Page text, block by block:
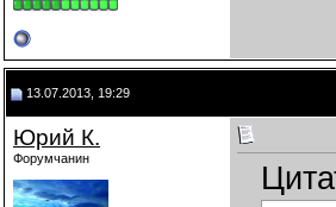
13.07.2013, 19:29
Юрий К.
Форумчанин